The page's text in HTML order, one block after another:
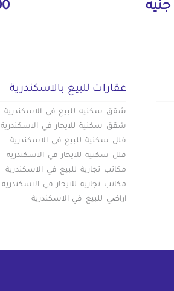
عقارات للبيع بالاسكندرية
شقق سكنيه للبيع في الاسكندرية
شقق سكنية للايجار في الاسكندرية
فلل سكنية للبيع في الاسكندرية
فلل سكنية للايجار في الاسكندرية
مكاتب تجارية للبيع في الاسكندرية
مكاتب تجارية للايجار في الاسكندرية
اراضي للبيع في الاسكندرية